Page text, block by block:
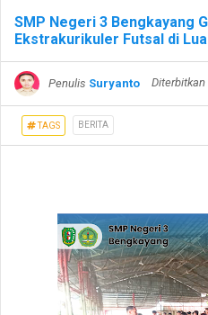
SMP Negeri 3 Bengkayang
Ekstrakurikuler Futsal di
Penulis Suryanto Diterbitkan
TAGS BERITA